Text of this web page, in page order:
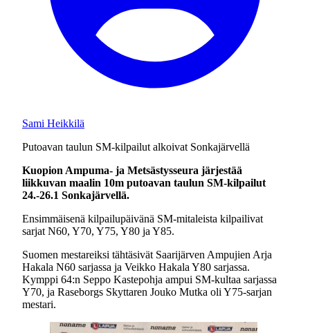
Sami Heikkilä
Putoavan taulun SM-kilpailut alkoivat Sonkajärvellä
Kuopion Ampuma- ja Metsästysseura järjestää
liikkuvan maalin 10m putoavan taulun SM-kilpailut
24.-26.1 Sonkajärvellä.
Ensimmäisenä kilpailupäivänä SM-mitaleista kilpailivat
sarjat N60, Y70, Y75, Y80 ja Y85.
Suomen mestareiksi tähtäsivät Saarijärven Ampujien Arja
Hakala N60 sarjassa ja Veikko Hakala Y80 sarjassa.
Kymppi 64:n Seppo Kastepohja ampui SM-kultaa sarjassa
Y70, ja Raseborgs Skyttaren Jouko Mutka oli Y75-sarjan
mestari.